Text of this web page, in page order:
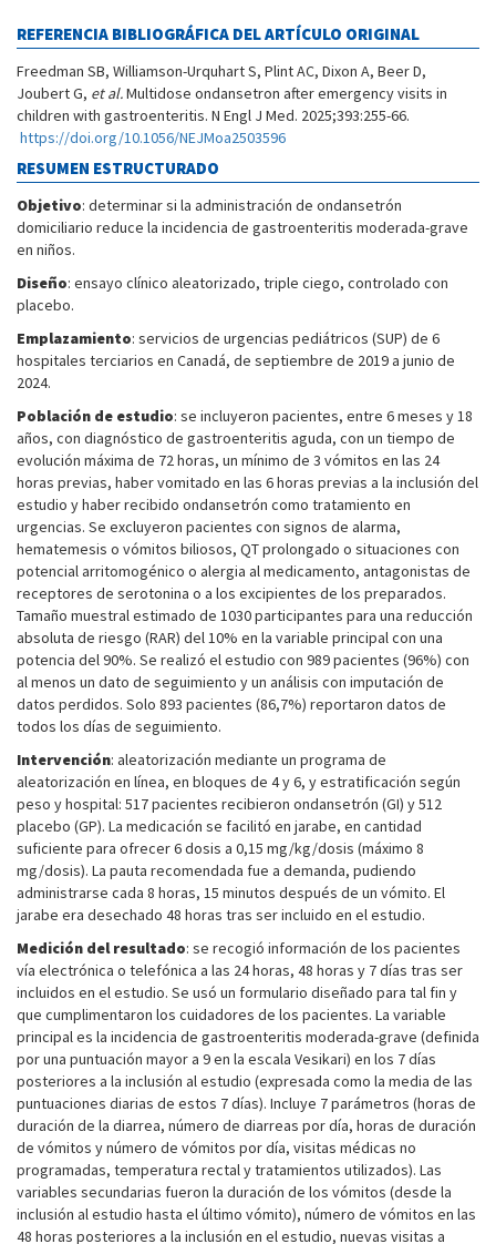
REFERENCIA BIBLIOGRÁFICA DEL ARTÍCULO ORIGINAL
Freedman SB, Williamson-Urquhart S, Plint AC, Dixon A, Beer D,
Joubert G, et al.Multidose ondansetron after emergency visits in
children with gastroenteritis. N Engl J Med. 2025;393:255-66.
https://doi.org/10.1056/NEJMoa2503596
RESUMEN ESTRUCTURADO
Objetivo: determinar si la administración de ondansetrón
domiciliario reduce la incidencia de gastroenteritis moderada-grave
en niños.
Diseño: ensayo clínico aleatorizado, triple ciego, controlado con
placebo.
Emplazamiento: servicios de urgencias pediátricos (SUP) de 6
hospitales terciarios en Canadá, de septiembre de 2019 a junio de
2024.
Población de estudio: se incluyeron pacientes, entre 6 meses y 18
años, con diagnóstico de gastroenteritis aguda, con un tiempo de
evolución máxima de 72 horas, un mínimo de 3 vómitos en las 24
horas previas, haber vomitado en las 6 horas previas a la inclusión del
estudio y haber recibido ondansetrón como tratamiento en
urgencias. Se excluyeron pacientes con signos de alarma,
hematemesis o vómitos biliosos, QT prolongado o situaciones con
potencial arritomogénico o alergia al medicamento, antagonistas de
receptores de serotonina o a los excipientes de los preparados.
Tamaño muestral estimado de 1030 participantes para una reducción
absoluta de riesgo (RAR) del 10% en la variable principal con una
potencia del 90%. Se realizó el estudio con 989 pacientes (96%) con
al menos un dato de seguimiento y un análisis con imputación de
datos perdidos. Solo 893 pacientes (86,7%) reportaron datos de
todos los días de seguimiento.
Intervención: aleatorización mediante un programa de
aleatorización en línea, en bloques de 4 y 6, y estratificación según
peso y hospital: 517 pacientes recibieron ondansetrón (GI) y 512
placebo (GP). La medicación se facilitó en jarabe, en cantidad
suficiente para ofrecer 6 dosis a 0,15 mg/kg/dosis (máximo 8
mg/dosis). La pauta recomendada fue a demanda, pudiendo
administrarse cada 8 horas, 15 minutos después de un vómito. El
jarabe era desechado 48 horas tras ser incluido en el estudio.
Medición del resultado: se recogió información de los pacientes
vía electrónica o telefónica a las 24 horas, 48 horas y 7 días tras ser
incluidos en el estudio. Se usó un formulario diseñado para tal fin y
que cumplimentaron los cuidadores de los pacientes. La variable
principal es la incidencia de gastroenteritis moderada-grave (definida
por una puntuación mayor a 9 en la escala Vesikari) en los 7 días
posteriores a la inclusión al estudio (expresada como la media de las
puntuaciones diarias de estos 7 días). Incluye 7 parámetros (horas de
duración de la diarrea, número de diarreas por día, horas de duración
de vómitos y número de vómitos por día, visitas médicas no
programadas, temperatura rectal y tratamientos utilizados). Las
variables secundarias fueron la duración de los vómitos (desde la
inclusión al estudio hasta el último vómito), número de vómitos en las
48 horas posteriores a la inclusión en el estudio, nuevas visitas a